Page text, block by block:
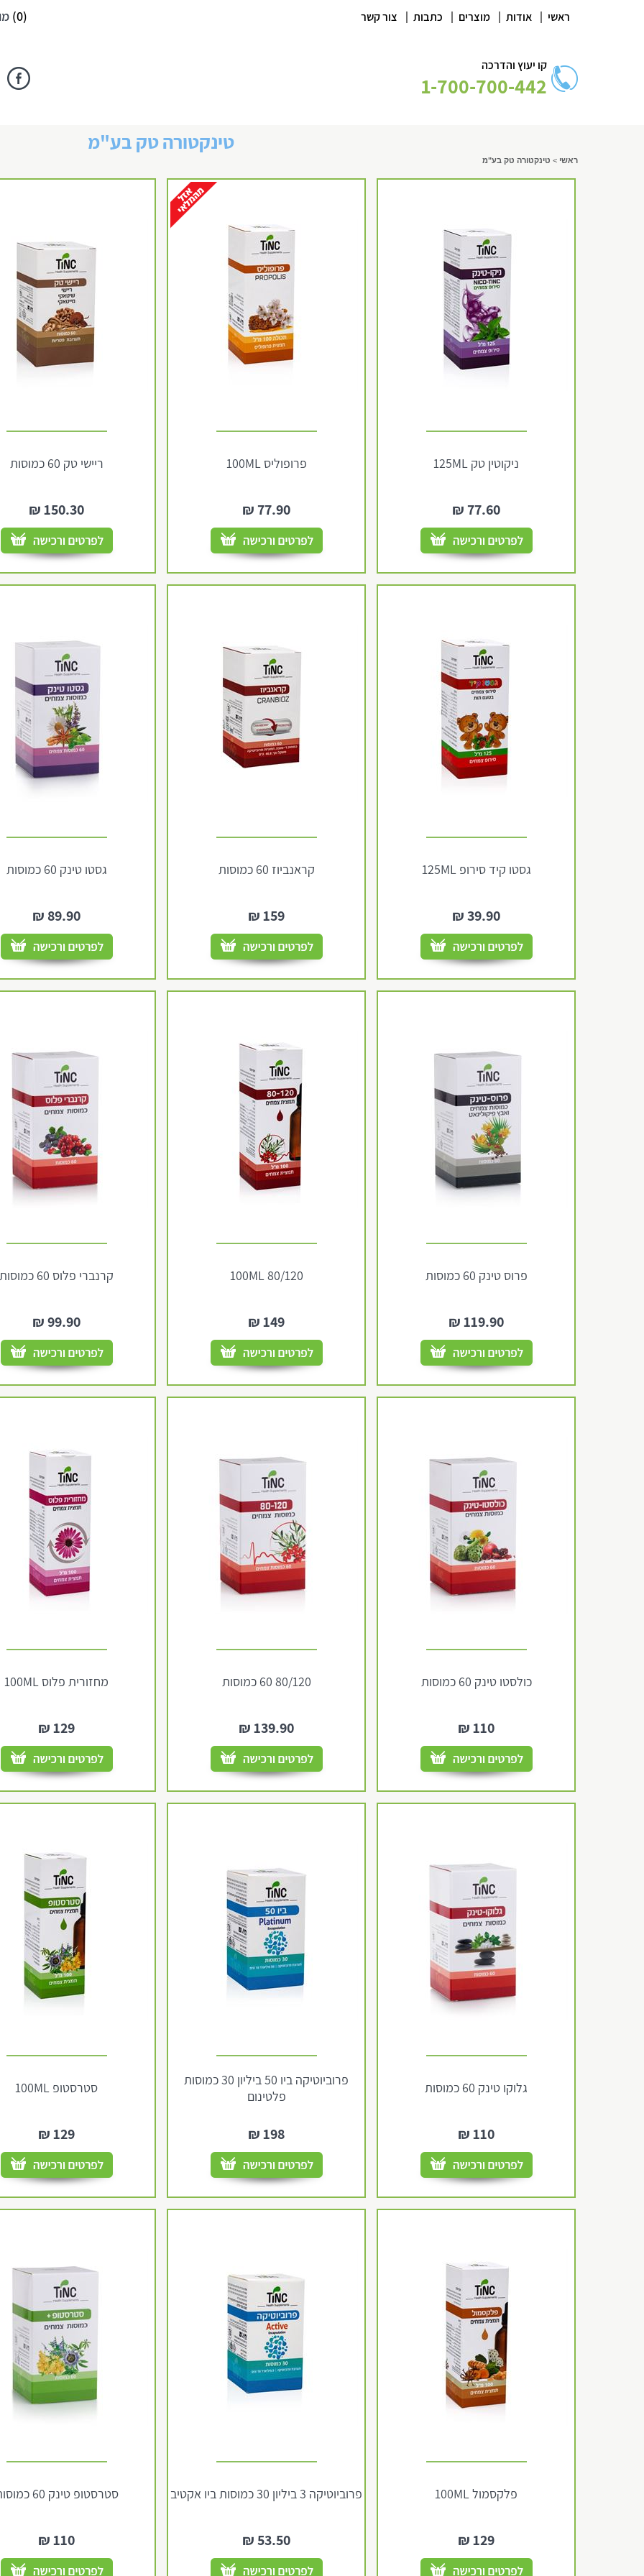
ראשי | אודות | מוצרים | כתבות | צור קשר (
0
)
קו יעוץ והדרכה
1-700-700-442
טינקטורה טק בע"מ
ראשי > טינקטורה טק בע"מ
ניקוטין טק 125ML
77.60
₪
פרופוליס 100ML
77.90
₪
ריישי טק 60 כמוסות
150.30
₪
גסטו קיד סירופ 125ML
39.90
₪
קראנביוז 60 כמוסות
159
₪
גסטו טינק 60 כמוסות
89.90
₪
פרוס טינק 60 כמוסות
119.90
₪
80/120 100ML
149
₪
קרנברי פלוס 60 כמוסות
99.90
₪
כולסטו טינק 60 כמוסות
110
₪
80/120 60 כמוסות
139.90
₪
מחזורית פלוס 100ML
129
₪
גלוקו טינק 60 כמוסות
110
₪
פרוביוטיקה ביו 50 ביליון 30 כמוסות
פלטינום
198
₪
סטרסטופ 100ML
129
₪
פלקסמול 100ML
129
₪
פרוביוטיקה 3 ביליון 30 כמוסות ביו אקטיב
53.50
₪
סטרסטופ טינק 60 כמוסות
110
₪